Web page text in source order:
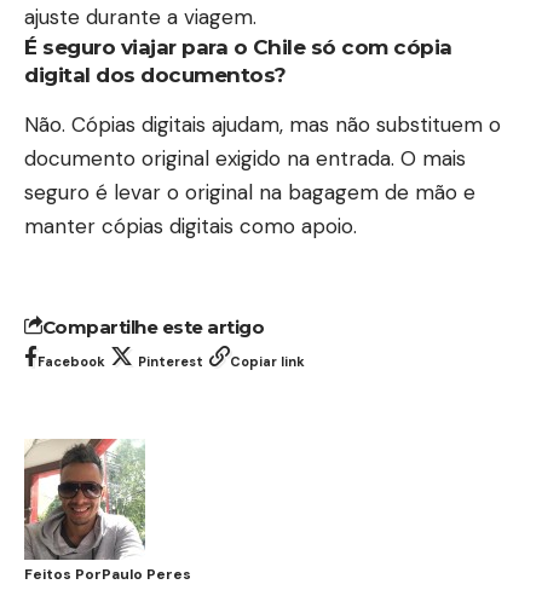
ajuste durante a viagem.
É seguro viajar para o Chile só com cópia
digital dos documentos?
Não. Cópias digitais ajudam, mas não substituem o
documento original exigido na entrada. O mais
seguro é levar o original na bagagem de mão e
manter cópias digitais como apoio.
Compartilhe este artigo
Facebook Pinterest Copiar link
Feitos PorPaulo Peres